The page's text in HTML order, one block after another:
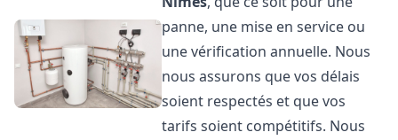
panne, une mise en service ou
une vérification annuelle. Nous
nous assurons que vos délais
soient respectés et que vos
tarifs soient compétitifs. Nous